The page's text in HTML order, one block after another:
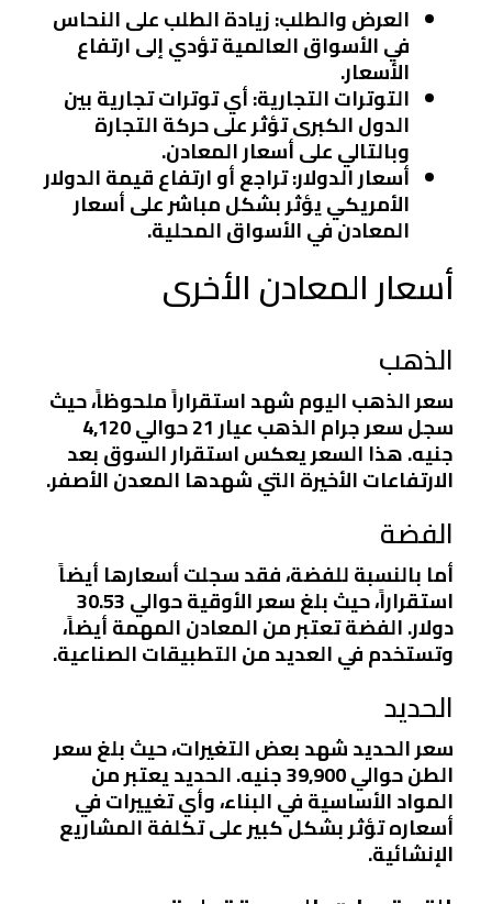
العرض والطلب: زيادة الطلب على النحاس
في الأسواق العالمية تؤدي إلى ارتفاع
الأسعار.
التوترات التجارية: أي توترات تجارية بين
الدول الكبرى تؤثر على حركة التجارة
وبالتالي على أسعار المعادن.
أسعار الدولار: تراجع أو ارتفاع قيمة الدولار
الأمريكي يؤثر بشكل مباشر على أسعار
المعادن في الأسواق المحلية.
أسعار المعادن الأخرى
الذهب
سعر الذهب اليوم شهد استقراراً ملحوظاً، حيث
سجل سعر جرام الذهب عيار 21 حوالي 4,120
جنيه. هذا السعر يعكس استقرار السوق بعد
الارتفاعات الأخيرة التي شهدها المعدن الأصفر.
الفضة
أما بالنسبة للفضة، فقد سجلت أسعارها أيضاً
استقراراً، حيث بلغ سعر الأوقية حوالي 30.53
دولار. الفضة تعتبر من المعادن المهمة أيضاً،
وتستخدم في العديد من التطبيقات الصناعية.
الحديد
سعر الحديد شهد بعض التغيرات، حيث بلغ سعر
الطن حوالي 39,900 جنيه. الحديد يعتبر من
المواد الأساسية في البناء، وأي تغييرات في
أسعاره تؤثر بشكل كبير على تكلفة المشاريع
الإنشائية.